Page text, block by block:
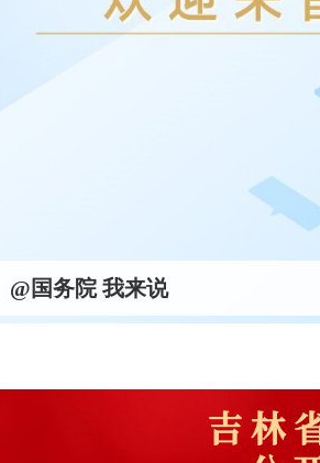
@国务院 我来说